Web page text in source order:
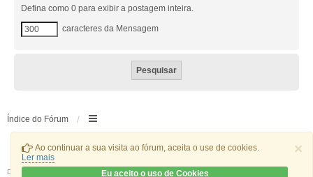
×
Ao continuar a sua visita ao fórum, aceita o use de cookies.
Ler mais
Eu aceito o uso de Cookies
Defina como 0 para exibir a postagem inteira.
caracteres da Mensagem
Índice do Fórum
Desenvolvido por ® Forum Software © phpBB Limited